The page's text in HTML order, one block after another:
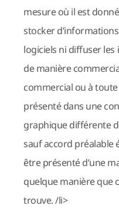
mesure où il est
stocker
logiciels ni diffuser
de manière
commercial ou à
présenté dans une
graphique différente
sauf accord préalable
être présenté d’une
quelque manière que
trouve. /li>